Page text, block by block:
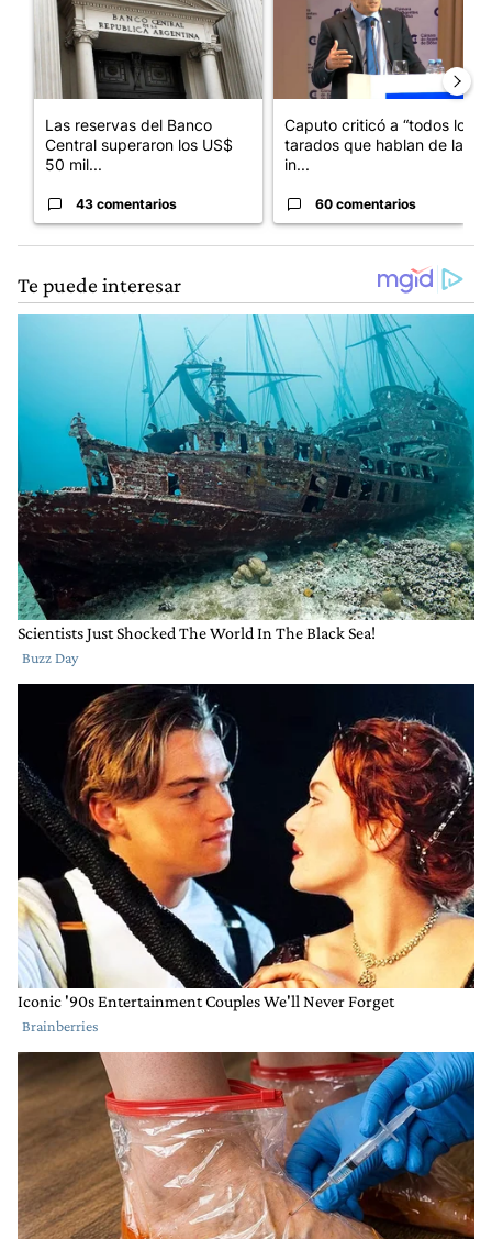
Las reservas del Banco
Central superaron los US$
50 mil...
43 comentarios
Caputo criticó a “todos los
tarados que hablan de la
in...
60 comentarios